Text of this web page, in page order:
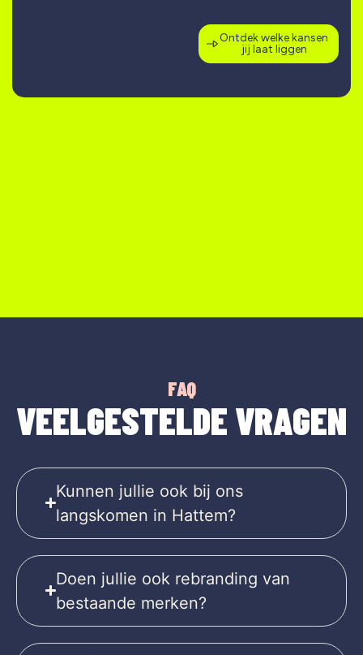
Ontdek welke kansen
jij laat liggen
FAQ
VEELGESTELDE VRAGEN
Kunnen jullie ook bij ons
langskomen in Hattem?
Doen jullie ook rebranding van
bestaande merken?